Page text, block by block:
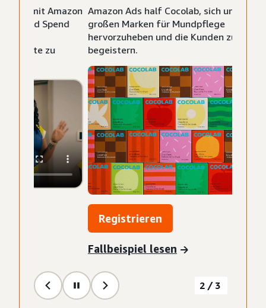
Amazon Ads half Cocolab, sich unter den
großen Marken für Mundpflege
hervorzuheben und die Kunden zu
begeistern.
Registrieren
Fallbeispiel lesen
2/3